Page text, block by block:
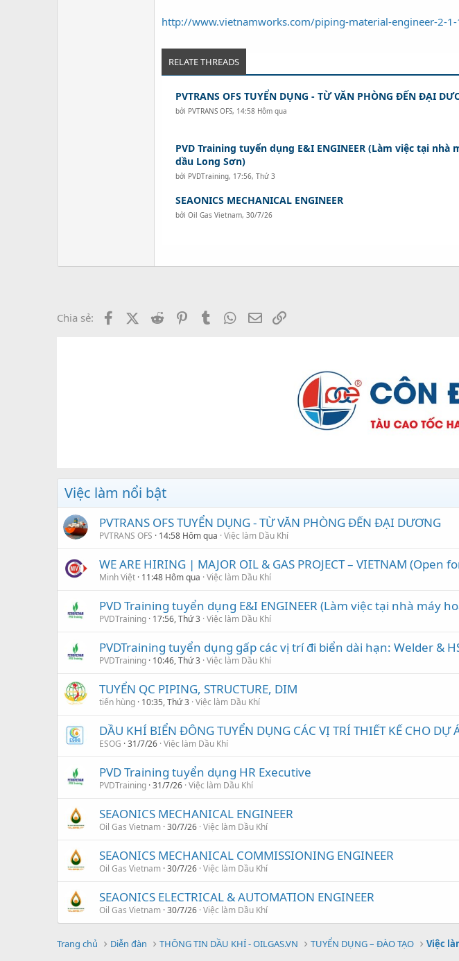
http://www.vietnamworks.com/piping-material-engineer-2-
RELATE THREADS
PVTRANS OFS TUYỂN DỤNG - TỪ VĂN PHÒNG ĐẾN ĐẠI
bởi PVTRANS OFS, 14:58 Hôm qua
PVD Training tuyển dụng E&I ENGINEER (Làm việc tại nhà
dầu Long Sơn)
bởi PVDTraining, 17:56, Thứ 3
SEAONICS MECHANICAL ENGINEER
bởiOil Gas Vietnam,30/7/26
Chia sẻ: FacebookX (Twitter)
Reddit PinterestTumblrWhatsApp
Email
Việc làm nổi bật
PVTRANS OFS TUYỂN DỤNG - TỪ VĂN PHÒNG ĐẾN ĐẠI DƯƠNG
PVTRANS OFS 14:58 Hôm qua Việc làm Dầu Khí
WE ARE HIRING | MAJOR OIL & GAS PROJECT – VIETNAM (Open
Minh Việt 11:48 Hôm qua Việc làm Dầu Khí
PVD Training tuyển dụng E&I ENGINEER (Làm việc tại nhà máy
PVDTraining 17:56, Thứ 3 Việc làm Dầu Khí
PVDTraining tuyển dụng gấp các vị trí đi biển dài hạn: Welder &
PVDTraining 10:46, Thứ 3 Việc làm Dầu Khí
TUYỂN QC PIPING, STRUCTURE, DIM
tiến hùng 10:35, Thứ 3 Việc làm Dầu Khí
DẦU KHÍ BIỂN ĐÔNG TUYỂN DỤNG CÁC VỊ TRÍ THIẾT KẾ CHO DỰ
ESOG 31/7/26 Việc làm Dầu Khí
PVD Training tuyển dụng HR Executive
PVDTraining 31/7/26 Việc làm Dầu Khí
SEAONICS MECHANICAL ENGINEER
Oil Gas Vietnam 30/7/26 Việc làm Dầu Khí
SEAONICS MECHANICAL COMMISSIONING ENGINEER
Oil Gas Vietnam 30/7/26 Việc làm Dầu Khí
SEAONICS ELECTRICAL & AUTOMATION ENGINEER
Oil Gas Vietnam 30/7/26 Việc làm Dầu Khí
Trang chủ Diễn đàn THÔNG TIN DẦU KHÍ - OILGAS.VN TUYỂN DỤNG – ĐÀO TẠO Việc